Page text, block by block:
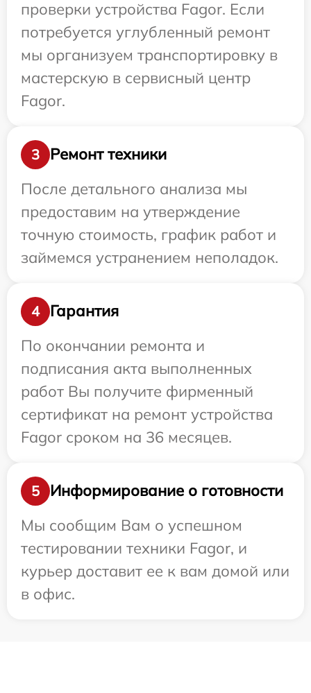
проверки устройства Fagor. Если
потребуется углубленный ремонт
мы организуем транспортировку в
мастерскую в сервисный центр
Fagor.
3
Ремонт техники
После детального анализа мы
предоставим на утверждение
точную стоимость, график работ и
займемся устранением неполадок.
4
Гарантия
По окончании ремонта и
подписания акта выполненных
работ Вы получите фирменный
сертификат на ремонт устройства
Fagor сроком на 36 месяцев.
5
Информирование о готовности
Мы сообщим Вам о успешном
тестировании техники Fagor, и
курьер доставит ее к вам домой или
в офис.